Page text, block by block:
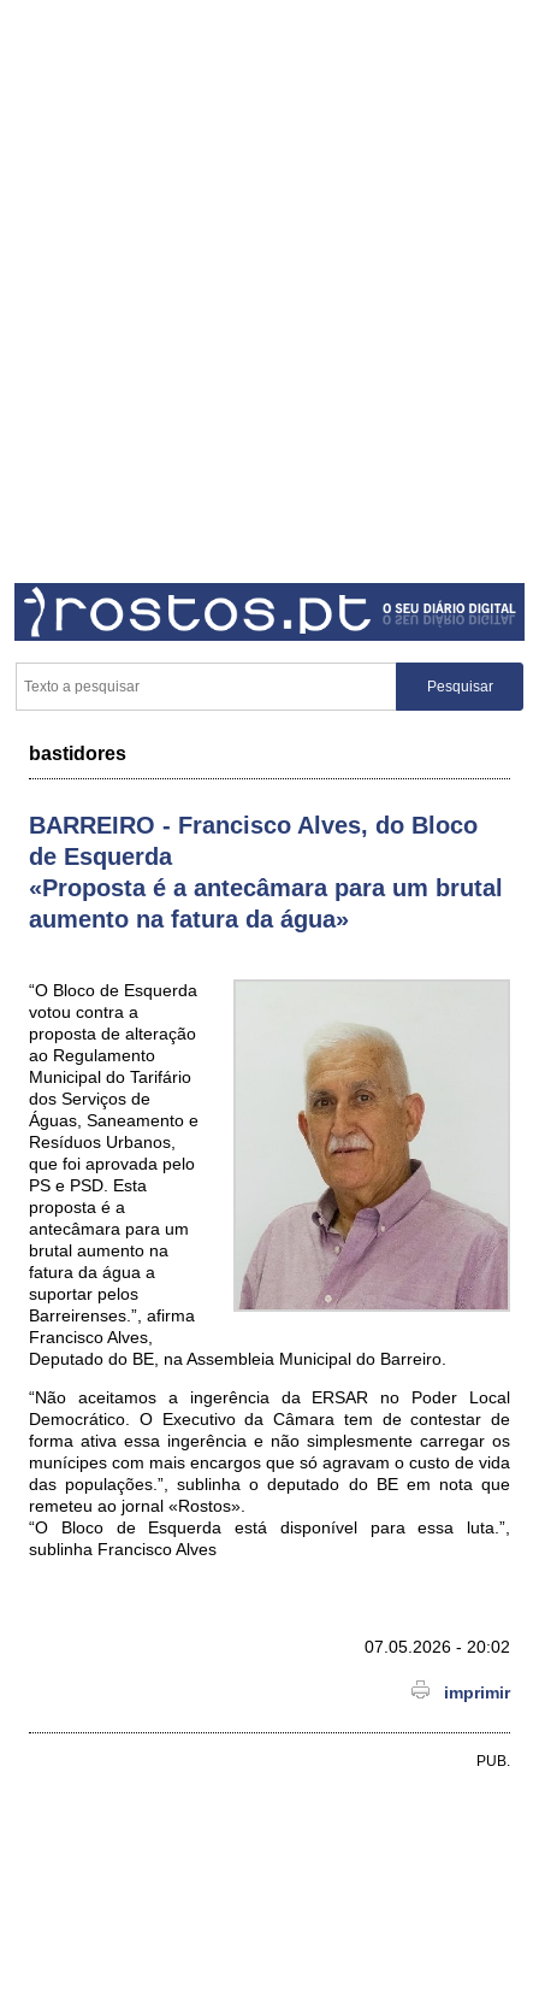
bastidores
BARREIRO - Francisco Alves, do Bloco
de Esquerda
«Proposta é a antecâmara para um brutal
aumento na fatura da água»
“O Bloco de Esquerda
votou contra a
proposta de alteração
ao Regulamento
Municipal do Tarifário
dos Serviços de
Águas, Saneamento e
Resíduos Urbanos,
que foi aprovada pelo
PS e PSD. Esta
proposta é a
antecâmara para um
brutal aumento na
fatura da água a
suportar pelos
Barreirenses.”, afirma
Francisco Alves,
Deputado do BE, na Assembleia Municipal do Barreiro.
“Não aceitamos a ingerência da ERSAR no Poder Local
Democrático. O Executivo da Câmara tem de contestar de
forma ativa essa ingerência e não simplesmente carregar os
munícipes com mais encargos que só agravam o custo de vida
das populações.”, sublinha o deputado do BE em nota que
remeteu ao jornal «Rostos».
“O Bloco de Esquerda está disponível para essa luta.”,
sublinha Francisco Alves
07.05.2026 - 20:02
imprimir
PUB.